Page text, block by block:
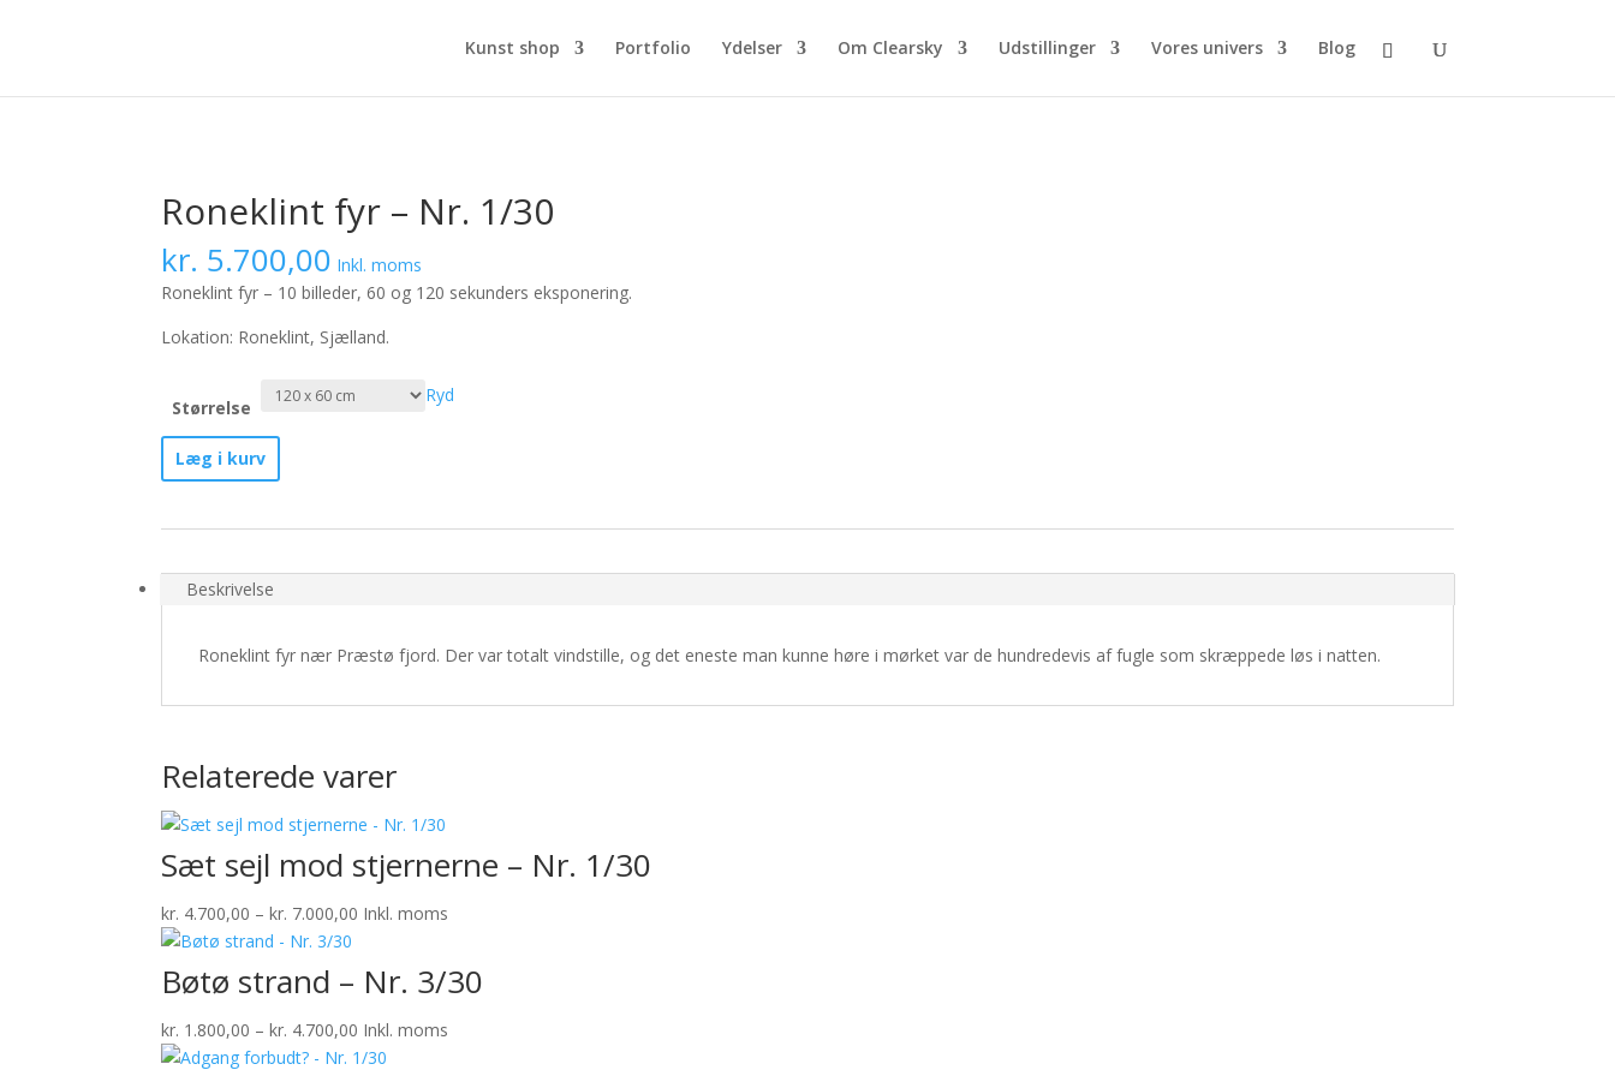
Kunst shop Portfolio Ydelser Om Clearsky Udstillinger Vores univers Blog
Roneklint fyr – Nr. 1/30
kr. 5.700,00 Inkl. moms
Roneklint fyr – 10 billeder, 60 og 120 sekunders eksponering.
Lokation: Roneklint, Sjælland.
Størrelse
Ryd
Roneklint
fyr
Nr.
antal
Læg i kurv
Beskrivelse
Roneklint fyr nær Præstø fjord. Der var totalt vindstille, og det eneste man kunne høre i mørket var de hundredevis af fugle som skræppede løs i natten.
Relaterede varer
Sæt sejl mod stjernerne – Nr. 1/30
kr. 4.700,00 – kr. 7.000,00 Prisinterval:
til
kr. 7.000,00
Inkl. moms
Bøtø strand – Nr. 3/30
kr. 1.800,00 – kr. 4.700,00 Prisinterval:
kr. 1.800,00
Inkl. moms